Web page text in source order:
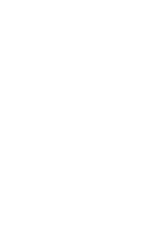
服務後，務